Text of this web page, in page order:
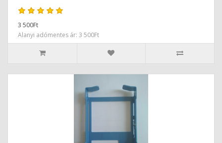
3 500Ft
Alanyi adómentes ár: 3 500Ft